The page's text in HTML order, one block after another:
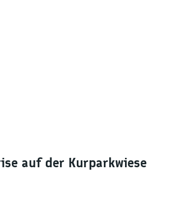
auf der Kurparkwiese